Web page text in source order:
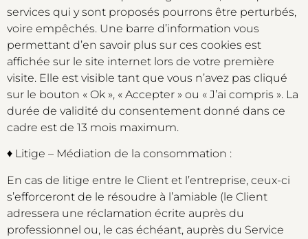
services qui y sont proposés pourrons être perturbés,
voire empêchés. Une barre d’information vous
permettant d’en savoir plus sur ces cookies est
affichée sur le site internet lors de votre première
visite. Elle est visible tant que vous n’avez pas cliqué
sur le bouton « Ok », « Accepter » ou « J’ai compris ». La
durée de validité du consentement donné dans ce
cadre est de 13 mois maximum.
♦ Litige – Médiation de la consommation :
En cas de litige entre le Client et l’entreprise, ceux-ci
s’efforceront de le résoudre à l’amiable (le Client
adressera une réclamation écrite auprès du
professionnel ou, le cas échéant, auprès du Service